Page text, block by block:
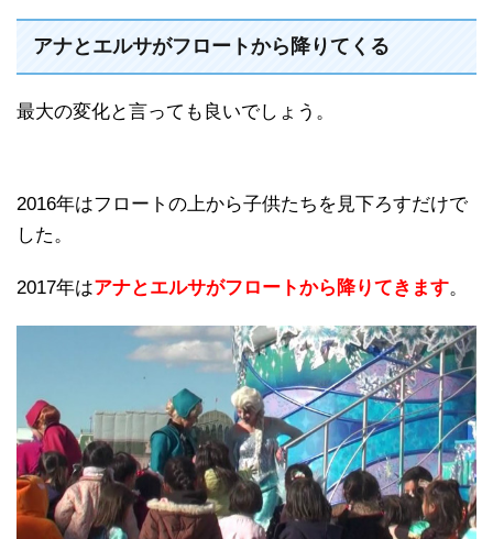
アナとエルサがフロートから降りてくる
最大の変化と言っても良いでしょう。
2016年はフロートの上から子供たちを見下ろすだけで
した。
2017年はアナとエルサがフロートから降りてきます。